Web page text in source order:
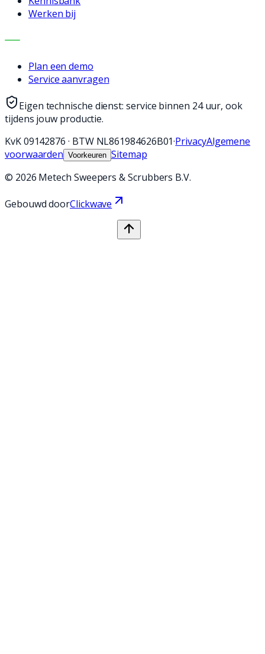
Werken bij
CONTACT
Plan een demo
Service aanvragen
Eigen technische dienst: service binnen 24 uur, ook
tijdens jouw productie.
KvK09142876 · BTW NL861984626B01·PrivacyAlgemene
voorwaarden Voorkeuren Sitemap
© 2026 Metech Sweepers & Scrubbers B.V.
Gebouwd doorClickwave